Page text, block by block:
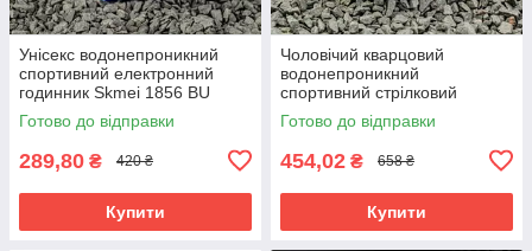
Унісекс водонепроникний
спортивний електронний
годинник Skmei 1856 BU
Готово до відправки
289,80 ₴ 420 ₴
Купити
Чоловічий кварцовий
водонепроникний
спортивний стрілковий
годинник із комбінованою
індикацією Smael 8049 AG
Готово до відправки
454,02 ₴ 658 ₴
Купити